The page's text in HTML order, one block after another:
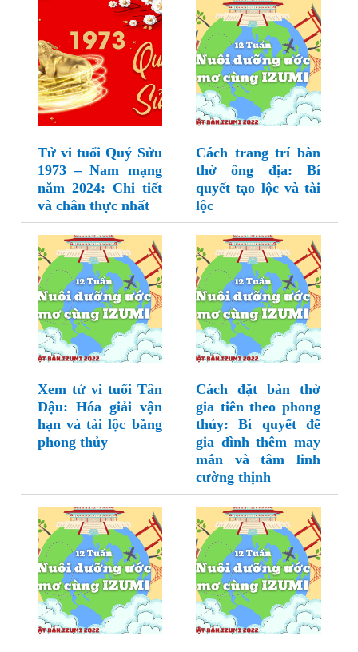
Tử vi tuổi Quý Sửu
1973 – Nam mạng
năm 2024: Chi tiết
và chân thực nhất
Cách trang trí bàn
thờ ông địa: Bí
quyết tạo lộc và tài
lộc
Xem tử vi tuổi Tân
Dậu: Hóa giải vận
hạn và tài lộc bằng
phong thủy
Cách đặt bàn thờ
gia tiên theo phong
thủy: Bí quyết để
gia đình thêm may
mắn và tâm linh
cường thịnh